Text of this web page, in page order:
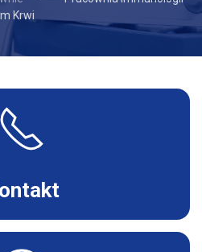
Krwi